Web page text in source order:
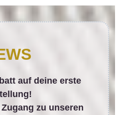
auf deine erste
zu unseren